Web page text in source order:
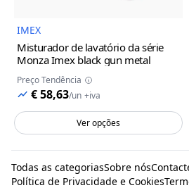
IMEX
Misturador de lavatório da série
Monza Imex black gun metal
Preço Tendência
€ 58,63/un +iva
Ver opções
Todas as categoriasSobre nós
Política de Privacidade e Cookies